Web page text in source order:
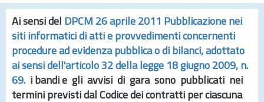
Ai sensi del DPCM 26 aprile 2011 Pubblicazione nei
siti informatici di atti e provvedimenti concernenti
procedure ad evidenza pubblica o di bilanci, adottato
ai sensi dell'articolo 32 della legge 18 giugno 2009, n.
69. i bandi e gli avvisi di gara sono pubblicati nei
termini previsti dal Codice dei contratti per ciascuna